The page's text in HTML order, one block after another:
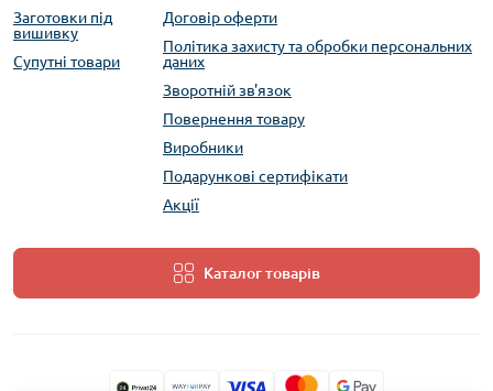
Заготовки під
вишивку
Супутні товари
Договір оферти
Політика захисту та обробки персональних
даних
Зворотній зв'язок
Повернення товару
Виробники
Подарункові сертифікати
Акції
Каталог товарів